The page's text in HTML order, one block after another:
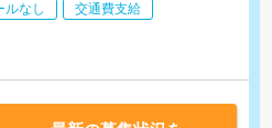
ルなし
交通費支給